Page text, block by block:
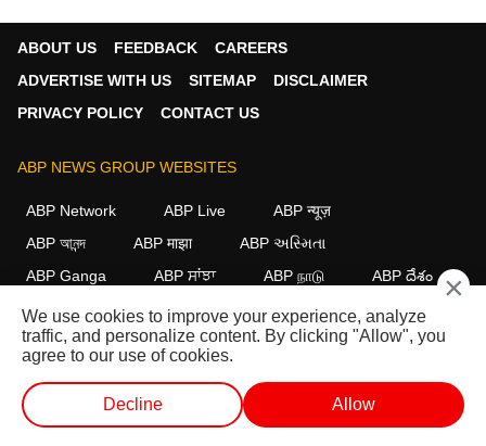
ABOUT US FEEDBACK
CAREERS
ADVERTISE WITH US
SITEMAP
DISCLAIMER
PRIVACY POLICY
CONTACT US
ABP NEWS GROUP WEBSITES
ABP Network ABP Live
ABP न्यूज़
ABP আনন্দ
ABP माझा
ABP અસ્મિતા
ABP Ganga
ABP ਸਾਂਝਾ ABP நாடு ABP దేశం
FOLLOW US
This website follows the DNPA Code of Ethics. Copyright@2026.
All rights reserved.
×
We use cookies to improve your experience, analyze
traffic, and personalize content. By clicking "Allow", you
agree to our use of cookies.
Decline Allow